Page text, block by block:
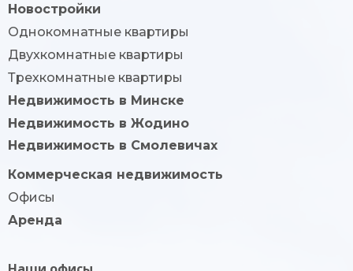
Новостройки
Однокомнатные квартиры
Двухкомнатные квартиры
Трехкомнатные квартиры
Недвижимость в Минске
Недвижимость в Жодино
Недвижимость в Смолевичах
Коммерческая недвижимость
Офисы
Аренда